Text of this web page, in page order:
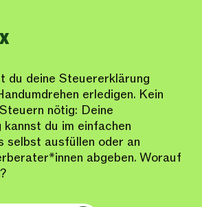
du deine Steuererklärung
erledigen. Kein
nötig: Deine
du im einfachen
selbst ausfüllen oder an
abgeben. Worauf